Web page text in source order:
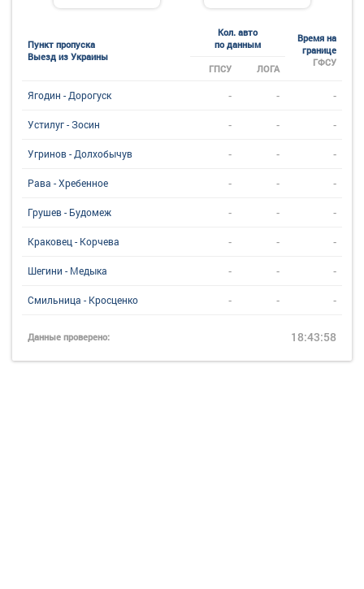
Пункт пропуска
Выезд из Украины
Кол. авто
по данным
Время на
границе
ГФСУ
ГПСУ ЛОГА
Ягодин - Дорогуск - - -
Устилуг - Зосин - - -
Угринов - Долхобычув - - -
Рава - Хребенное - - -
Грушев - Будомеж - - -
Краковец - Корчева - - -
Шегини - Медыка - - -
Смильница - Кросценко - - -
Данные проверено: 18:43:58